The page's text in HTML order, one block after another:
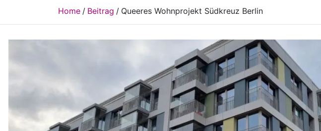
Home Beitrag Queeres Wohnprojekt Südkreuz Berlin